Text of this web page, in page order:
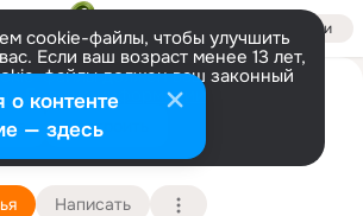
Войти
cookie-файлы, чтобы улучшить
Если ваш возраст менее 13 лет,
файлы должен ваш законный
Больше информации
Настроить
Насибутдинов
Муллакаевская школаПодробнее
Написать
контенте
— здесь